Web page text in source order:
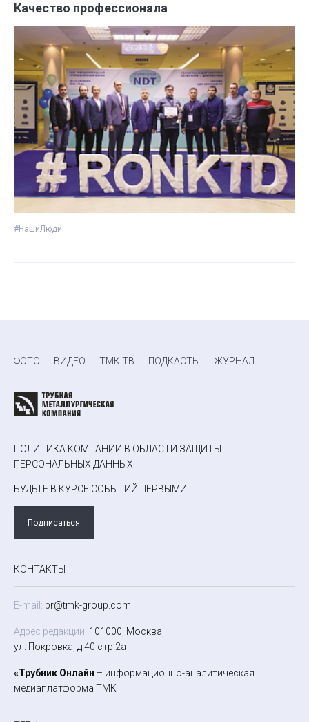
Качество профессионала
#НашиЛюди
ФОТО ВИДЕО ТМК ТВ ПОДКАСТЫ ЖУРНАЛ
ПОЛИТИКА КОМПАНИИ В ОБЛАСТИ ЗАЩИТЫ
ПЕРСОНАЛЬНЫХ ДАННЫХ
БУДЬТЕ В КУРСЕ СОБЫТИЙ ПЕРВЫМИ
Подписаться
КОНТАКТЫ
E-mail: pr@tmk-group.com
Адрес редакции: 101000, Москва,
ул. Покровка, д.40 стр.2а
«Трубник Онлайн – информационно-аналитическая
медиаплатформа ТМК